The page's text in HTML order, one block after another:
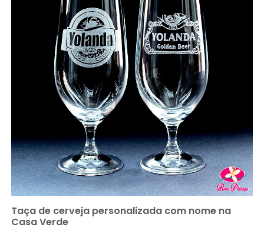
Taça de cerveja personalizada com nome na
Casa Verde